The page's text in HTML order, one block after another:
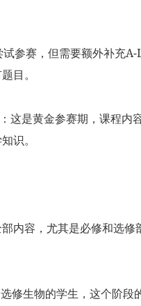
试参赛，但需要额外补充
目。
：这是黄金参赛期，课程内
识。
内容，尤其是必修和选
修生物的学生，这个阶